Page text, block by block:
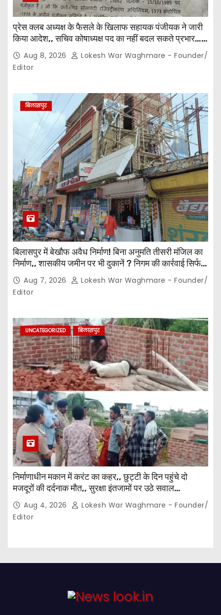
प्रेस क्लब अध्यक्ष के फैसले के खिलाफ सहायक पंजीयक ने जारी
किया आदेश,, सचिव कोषाध्यक्ष पद का नहीं बदल सकते प्रभार…
पदाधिकारियों के बीच विवाद अब प्रशासनिक जांच और नियमों की
कसौटी तक पहुंचा…
Aug 8, 2026
Lokesh War Waghmare - Founder/
Editor
बिलासपुर
बिलासपुर में बेखौफ अवैध निर्माण! बिना अनुमति तीसरी मंजिल का
निर्माण,, शासकीय जमीन पर भी दुकानें ? निगम की कार्रवाई सिर्फ
नोटिस तक सीमित? मुख्य मार्ग पर नियमों की खुलेआम अनदेखी,
जिम्मेदार अधिकारियों की कार्यप्रणाली पर उठे सवाल…
Aug 7, 2026
Lokesh War Waghmare - Founder/
Editor
UNCATEGORIZED बिलासपुर
निर्माणाधीन मकान में करंट का कहर,, छुट्टी के दिन पहुंचे दो
मजदूरों की दर्दनाक मौत,, सुरक्षा इंतजामों पर उठे सवाल…
Aug 4, 2026
Lokesh War Waghmare - Founder/
Editor